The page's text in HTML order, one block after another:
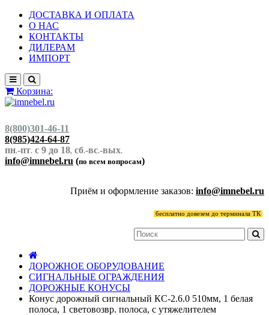
ДОСТАВКА И ОПЛАТА
О НАС
КОНТАКТЫ
ДИЛЕРАМ
ИМПОРТ
Корзина:
8(800)301-46-11
8(985)424-64-87
пн.-пт. с 9 до 18, сб.-вс.-вых.
info@imnebel.ru (по всем вопросам)
Приём и оформление заказов: info@imnebel.ru
бесплатно довезем до терминала ТК
ДОРОЖНОЕ ОБОРУДОВАНИЕ
СИГНАЛЬНЫЕ ОГРАЖДЕНИЯ
ДОРОЖНЫЕ КОНУСЫ
Конус дорожный сигнальный КС-2.6.0 510мм, 1 белая
полоса, 1 световозвр. полоса, с утяжелителем